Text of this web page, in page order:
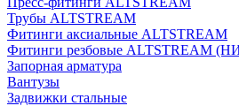
Трубы ALTSTREAM
Фитинги аксиальные ALTSTREAM
Фитинги резбовые ALTSTREAM
Запорная арматура
Вантузы
Задвижки стальные